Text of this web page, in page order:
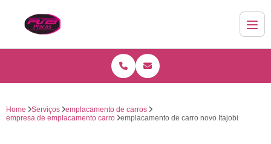
Home Serviços
emplacamento de carros
empresa de emplacamento carro
emplacamento de carro novo Itajobi